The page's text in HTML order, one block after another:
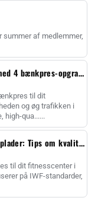
af medlemmer,
Øg trafikken i fitnesscentret med 150% med 4 bænkpres-opgraderinger
til dit
og øg trafikken i
high-qua......
2025 Tjekliste for standarder for kofangerplader: Tips om kvalitet
til dit fitnesscenter i
på IWF-standarder,